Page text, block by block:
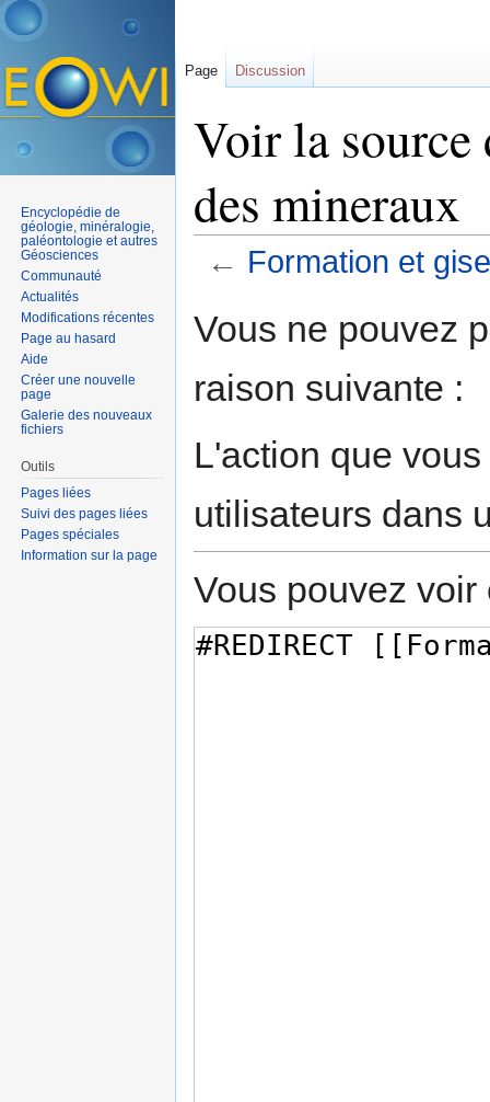
Voir la source
des mineraux
← Formation et
Vous ne pouvez
raison suivante :
L'action que
utilisateurs dans
Vous pouvez
Page Discussion
Encyclopédie de
géologie, minéralogie,
paléontologie et autres
Géosciences
Communauté
Actualités
Modifications récentes
Page au hasard
Aide
Créer une nouvelle
page
Galerie des nouveaux
fichiers
Outils
Pages liées
Suivi des pages liées
Pages spéciales
Information sur la page